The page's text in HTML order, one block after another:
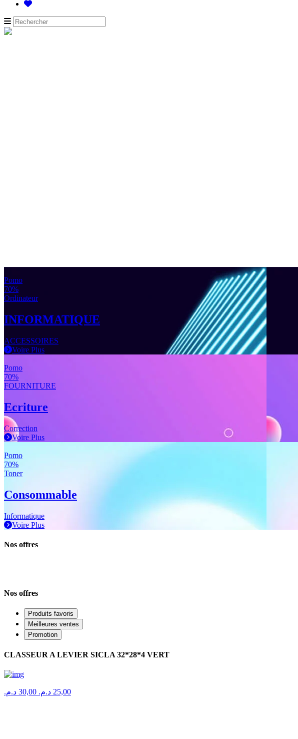
Pomo
70%
Ordinateur
INFORMATIQUE
ACCESSOIRES
Voire Plus
Pomo
70%
FOURNITURE
Ecriture
Correction
Voire Plus
Pomo
70%
Toner
Consommable
Informatique
Voire Plus
Nos offres
Nos offres
Produits favoris
Meilleures ventes
Promotion
CLASSEUR A LEVIER SICLA 32*28*4 VERT
30,00 د.م. 25,00 د.م.